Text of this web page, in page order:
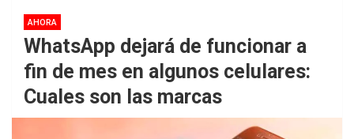
AHORA
WhatsApp dejará de funcionar a
fin de mes en algunos celulares:
Cuales son las marcas